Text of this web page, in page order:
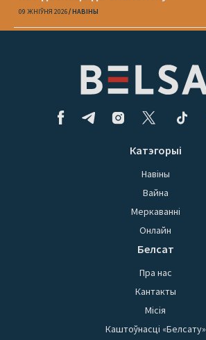
09 ЖНІЎНЯ 2026 НАВІНЫ
Катэгорыі
Навіны
Вайна
Меркаванні
Онлайн
Белсат
Пра нас
Кантакты
Місія
Каштоўнасці «Белсату»